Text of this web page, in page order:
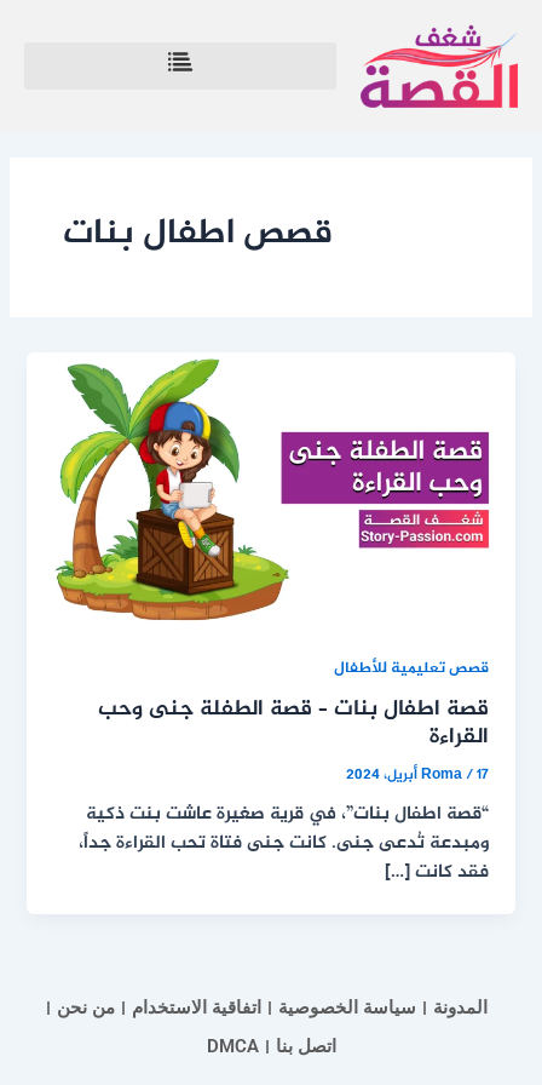
إلى
المحتوى
قصص اطفال بنات
قصص تعليمية للأطفال
قصة اطفال بنات – قصة الطفلة جنى وحب
القراءة
Roma/17 أبريل، 2024
“قصة اطفال بنات”، في قرية صغيرة عاشت بنت ذكية
ومبدعة تُدعى جنى. كانت جنى فتاة تحب القراءة جداً،
فقد كانت […]
المدونة سياسة الخصوصية اتفاقية الاستخدام
من نحن
اتصل بنا
DMCA